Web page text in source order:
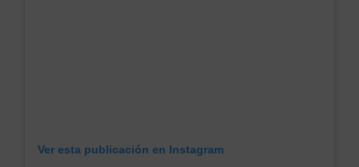
Ver esta publicación en Instagram